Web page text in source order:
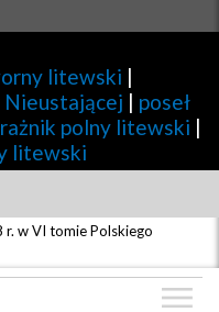
litewski |
Nieustającej | poseł
polny litewski |
litewski
w VI tomie Polskiego